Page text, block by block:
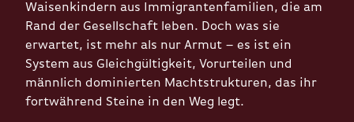
Waisenkindern aus Immigrantenfamilien, die am
Rand der Gesellschaft leben. Doch was sie
erwartet, ist mehr als nur Armut – es ist ein
System aus Gleichgültigkeit, Vorurteilen und
männlich dominierten Machtstrukturen, das ihr
fortwährend Steine in den Weg legt.